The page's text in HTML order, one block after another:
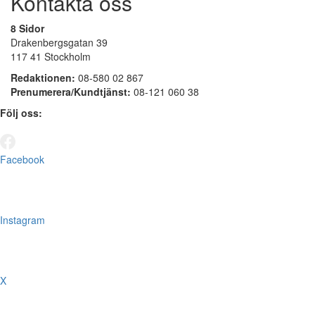
8 Sidor
Drakenbergsgatan 39
117 41 Stockholm
Redaktionen: 08-580 02 867
Prenumerera/Kundtjänst: 08-121 060 38
Följ oss:
Facebook
Instagram
X